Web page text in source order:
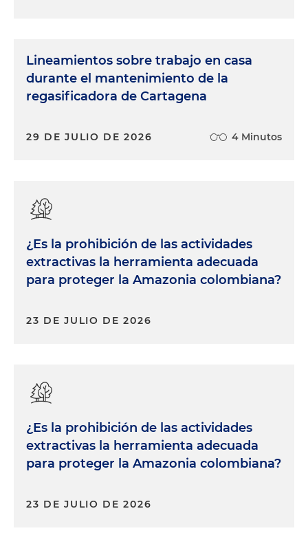
Lineamientos sobre trabajo en casa
durante el mantenimiento de la
regasificadora de Cartagena
29 DE JULIO DE 2026 4 Minutos
¿Es la prohibición de las actividades
extractivas la herramienta adecuada
para proteger la Amazonia colombiana?
23 DE JULIO DE 2026
¿Es la prohibición de las actividades
extractivas la herramienta adecuada
para proteger la Amazonia colombiana?
23 DE JULIO DE 2026